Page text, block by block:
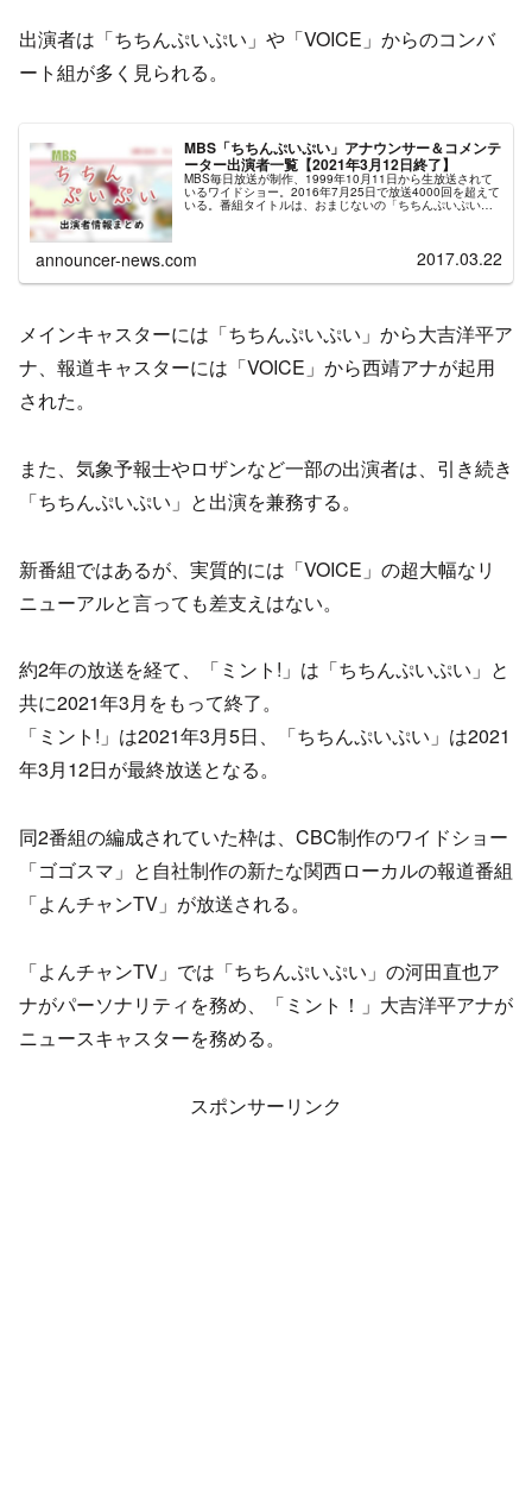
出演者は「ちちんぷいぷい」や「VOICE」からのコンバ
ート組が多く見られる。
MBS「ちちんぷいぷい」アナウンサー＆コメンテ
ーター出演者一覧【2021年3月12日終了】
MBS毎日放送が制作、1999年10月11日から生放送されて
いるワイドショー。2016年7月25日で放送4000回を超えて
いる。番組タイトルは、おまじないの「ちちんぷいぷい」
に由来しているという。時事ニュースから身近な生活情報
崎放送の4局で放送されている。出演者はMBSのアナウン
サーや関西を中心に活動するタレント・芸人が多数出演す
る。出演者数や企画数を見ても在京キー局を中心に全国ネ
短縮。第1部である13:55～15:49までの放送となり、以降
の時間帯には新番組「ミント!」が編成される。これに伴い
「ちちんぷいぷい」の出演者の一部が「ミント！」へ異
動、または番組を降板した。特に企画を担当していたタレ
ントリポーターや出演頻度の少ないコメンテーターの降板
「ちちんぷいぷい」の河田直也アナがパーソナリティを務
め、「ミント！」大吉洋平アナがニュースキャスターを務
める。
announcer-news.com 2017.03.22
メインキャスターには「ちちんぷいぷい」から大吉洋平ア
ナ、報道キャスターには「VOICE」から西靖アナが起用
された。
また、気象予報士やロザンなど一部の出演者は、引き続き
「ちちんぷいぷい」と出演を兼務する。
新番組ではあるが、実質的には「VOICE」の超大幅なリ
ニューアルと言っても差支えはない。
約2年の放送を経て、「ミント!」は「ちちんぷいぷい」と
共に2021年3月をもって終了。
「ミント!」は2021年3月5日、「ちちんぷいぷい」は2021
年3月12日が最終放送となる。
同2番組の編成されていた枠は、CBC制作のワイドショー
「ゴゴスマ」と自社制作の新たな関西ローカルの報道番組
「よんチャンTV」が放送される。
「よんチャンTV」では「ちちんぷいぷい」の河田直也ア
ナがパーソナリティを務め、「ミント！」大吉洋平アナが
ニュースキャスターを務める。
スポンサーリンク